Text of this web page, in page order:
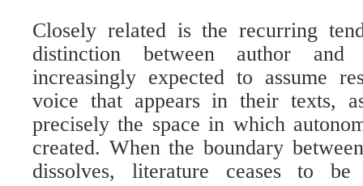
Closely related is the recurring
distinction between author
increasingly expected to assume
voice that appears in their texts,
precisely the space in which
created. When the boundary
dissolves, literature ceases to